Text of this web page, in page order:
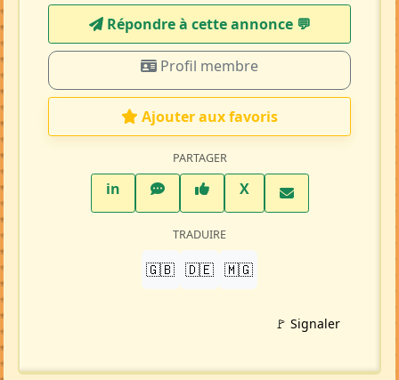
Répondre à cette annonce 💬​
Profil membre
Ajouter aux favoris
PARTAGER
inLinkedInWhatsAppFacebook
XTwitter X
TRADUIRE
🇬🇧 🇩🇪 🇲🇬
🚩 Signaler